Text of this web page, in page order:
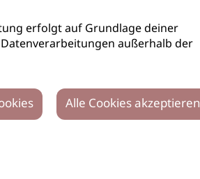
erfolgt auf Grundlage deiner
Datenverarbeitungen außerhalb der
Alle Cookies akzeptieren